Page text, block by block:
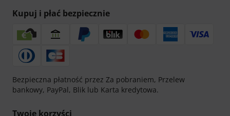
Kupuj i płać bezpiecznie
Bezpieczna płatność przez Za pobraniem, Przelew
bankowy, PayPal, Blik lub Karta kredytowa.
Twoje korzyści